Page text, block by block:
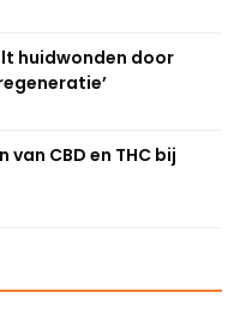
huidwonden door
CBD en THC bij